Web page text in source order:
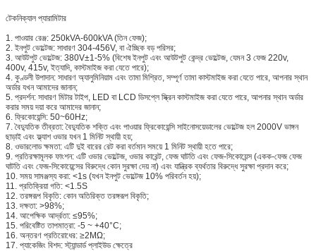
টেকনিক্যাল প্যারামিটার
1. পাওয়ার রেঞ্জ: 250kVA-600kVA (তিন ফেজ);
2. ইনপুট ভোল্টেজ: সাধারণ 304-456V, বা ঐচ্ছিক বড় পরিসর;
3. আউটপুট ভোল্টেজ: 380V±1-5% (বিশেষ ইনপুট এবং আউটপুট কেন্দ্র ভোল্টেজ, যেমন 3 ফেজ 220v,
400v, 415v, ইত্যাদি, কাস্টমাইজ করা যেতে পারে);
4. কুণ্ডলী উপাদান: সাধারণ অ্যালুমিনিয়াম এবং তামা মিশ্রিত, সম্পূর্ণ তামা কাস্টমাইজ করা যেতে পারে, আপনার স্থান
অর্ডার যখন আমাদের জানান;
5. প্রদর্শন: সাধারণ মিটার টাইপ, LED বা LCD ডিসপ্লে স্ক্রিন কাস্টমাইজ করা যেতে পারে, আপনার স্থান অর্ডার
করার সময় দয়া করে আমাদের জানান;
6. ফ্রিকোয়েন্সি: 50~60Hz;
7. বৈদ্যুতিক তীব্রতা: বৈদ্যুতিক শক্তি এবং পাওয়ার ফ্রিকোয়েন্সি সাইনোসয়েডালের ভোল্টেজ হল 2000V ভাঙ্গন
ছাড়াই এবং ফ্ল্যাশ ওভার যখন 1 মিনিট স্থায়ী হয়;
8. ওভারলোড ক্ষমতা: এটি দুই বারের রেট করা বর্তমান সময়ে 1 মিনিট স্থায়ী হতে পারে;
9. প্রতিরক্ষামূলক ফাংশন: এটি ওভার ভোল্টেজ, ওভার কারেন্ট, ফেজ ঘাটতি এবং ফেজ-সিকোয়েন্স (একক-ফেজ ফেজ
ঘাটতি এবং ফেজ-সিকোয়েন্সের বিরুদ্ধে কোন সুরক্ষা দেয় না) এবং যান্ত্রিক ব্যর্থতার বিরুদ্ধে সুরক্ষা প্রদান করে;
10. সময় সামঞ্জস্য করা: <1s (যখন ইনপুট ভোল্টেজ 10% পরিবর্তন হয়);
11. প্রতিক্রিয়া গতি: <1.5S
12. তরঙ্গরূপ বিকৃতি: কোন অতিরিক্ত তরঙ্গরূপ বিকৃতি;
13. দক্ষতা: >98%;
14. আপেক্ষিক আর্দ্রতা: ≤95%;
15. পরিবেষ্টিত তাপমাত্রা: -5 ~ +40°C;
16. অন্তরণ প্রতিরোধের: ≥2MΩ;
17. প্যাকেজিং বিশদ: স্ট্যান্ডার্ড প্লাইউড ক্ষেত্রে